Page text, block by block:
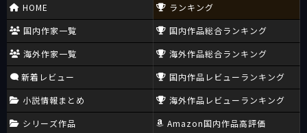
HOME
国内作家一覧
海外作家一覧
新着レビュー
小説情報まとめ
シリーズ作品
ランキング
国内作品総合ランキング
海外作品総合ランキング
国内作品レビューランキング
海外作品レビューランキング
Amazon国内作品高評価